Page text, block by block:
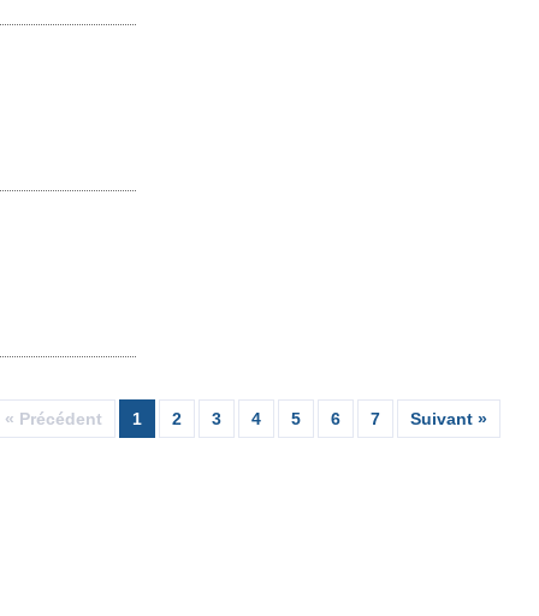
Suivant »
7
6
5
4
3
2
1
« Précédent